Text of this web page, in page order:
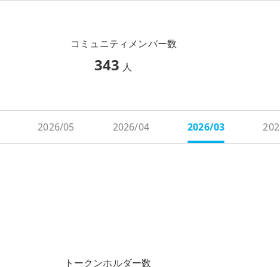
コミュニティメンバー数
343 人
2026/05 2026/04 2026/03
トークンホルダー数